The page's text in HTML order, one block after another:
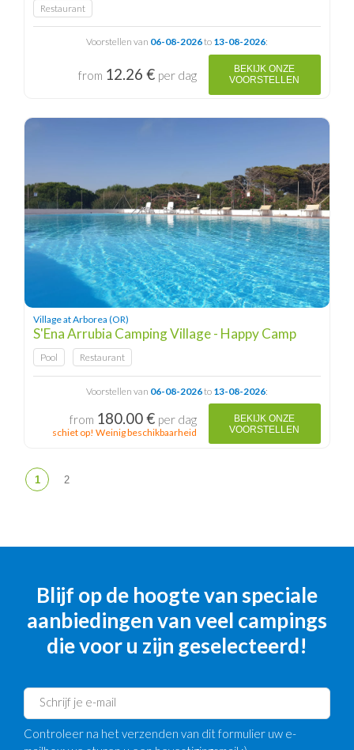
Restaurant
Voorstellen van 06-08-2026to 13-08-2026:
from 12.26 € per dag
BEKIJK ONZE
VOORSTELLEN
Village at Arborea (OR)
S'Ena Arrubia Camping Village - Happy Camp
Pool Restaurant
Voorstellen van 06-08-2026to 13-08-2026:
from 180.00 € per dag
schiet op! Weinig beschikbaarheid
BEKIJK ONZE
VOORSTELLEN
Blijf op de hoogte van speciale
aanbiedingen van veel campings
die voor u zijn geselecteerd!
Controleer na het verzenden van dit formulier uw e-